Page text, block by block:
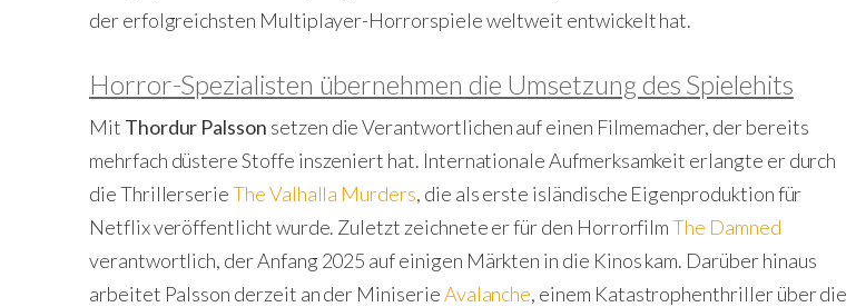
der erfolgreichsten Multiplayer-Horrorspiele weltweit entwickelt hat.
Horror-Spezialisten übernehmen die Umsetzung des Spielehits
Mit Thordur Palsson setzen die Verantwortlichen auf einen Filmemacher, der bereits
mehrfach düstere Stoffe inszeniert hat. Internationale Aufmerksamkeit erlangte er durch
die ThrillerserieThe Valhalla Murders, die als erste isländische Eigenproduktion für
Netflix veröffentlicht wurde. Zuletzt zeichnete er für den HorrorfilmThe Damned
verantwortlich, der Anfang 2025 auf einigen Märkten in die Kinos kam. Darüber hinaus
arbeitet Palsson derzeit an der MiniserieAvalanche, einem Katastrophenthriller über die